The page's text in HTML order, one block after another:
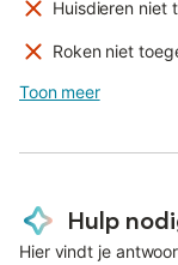
Huisdieren niet
Roken niet
Toon meer
Hulp
Hier vindt je